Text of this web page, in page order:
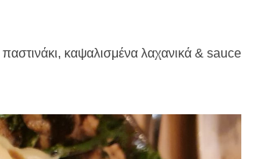
παστινάκι, καψαλισμένα λαχανικά & sauce